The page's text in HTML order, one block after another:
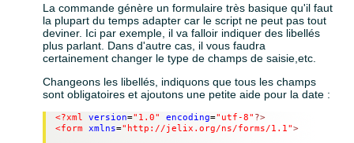
La commande génère un formulaire très basique qu'il faut
la plupart du temps adapter car le script ne peut pas tout
deviner. Ici par exemple, il va falloir indiquer des libellés
plus parlant. Dans d'autre cas, il vous faudra
certainement changer le type de champs de saisie,etc.
Changeons les libellés, indiquons que tous les champs
sont obligatoires et ajoutons une petite aide pour la date :
<?xml version="1.0" encoding="utf-8" ?>
<form xmlns="http://jelix.org/ns/forms/1.1">